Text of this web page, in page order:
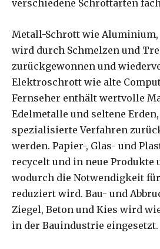
verschiedene Schrottarten
Metall-Schrott wie Aluminium,
wird durch Schmelzen und
zurückgewonnen und
Elektroschrott wie alte
Fernseher enthält wertvolle
Edelmetalle und seltene
spezialisierte Verfahren
werden. Papier-, Glas- und
recycelt und in neue Produkte
wodurch die Notwendigkeit
reduziert wird. Bau- und
Ziegel, Beton und Kies wird
in der Bauindustrie eingesetzt.